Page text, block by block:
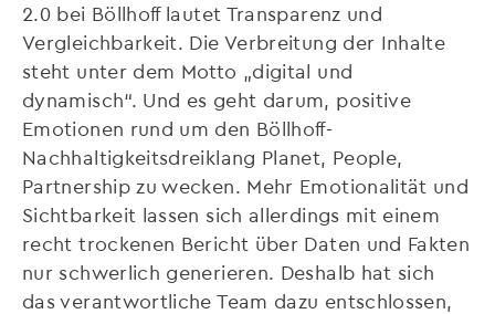
2.0 bei Böllhoff lautet Transparenz und
Vergleichbarkeit. Die Verbreitung der Inhalte
steht unter dem Motto „digital und
dynamisch“. Und es geht darum, positive
Emotionen rund um den Böllhoff-
Nachhaltigkeitsdreiklang Planet, People,
Partnership zu wecken. Mehr Emotionalität und
Sichtbarkeit lassen sich allerdings mit einem
recht trockenen Bericht über Daten und Fakten
nur schwerlich generieren. Deshalb hat sich
das verantwortliche Team dazu entschlossen,